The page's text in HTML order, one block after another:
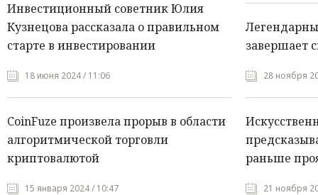
Инвестиционный советник Юлия
Кузнецова рассказала о правильном
старте в инвестировании
18 июня 2024 / 11:06
CoinFuze произвела прорыв в области
алгоритмической торговли
криптовалютой
15 января 2024 / 10:47
завершает
28 ноября
раньше
21 ноября